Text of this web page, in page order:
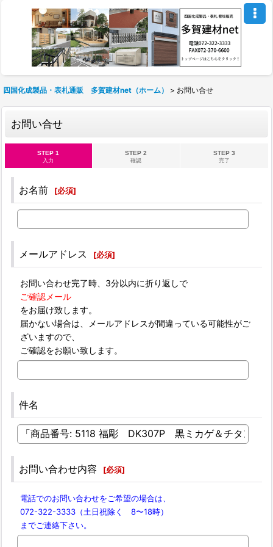
四国化成製品・表札通販 多賀建材net（ホーム） > お問い合せ
お問い合せ
STEP 1
入力
STEP 2
確認
STEP 3
完了
お名前 [必須]
メールアドレス [必須]
お問い合わせ完了時、3分以内に折り返しで
ご確認メール
をお届け致します。
届かない場合は、メールアドレスが間違っている可能性がご
ざいますので、
ご確認をお願い致します。
件名
お問い合わせ内容 [必須]
電話でのお問い合わせをご希望の場合は、
072-322-3333（土日祝除く 8〜18時）
までご連絡下さい。